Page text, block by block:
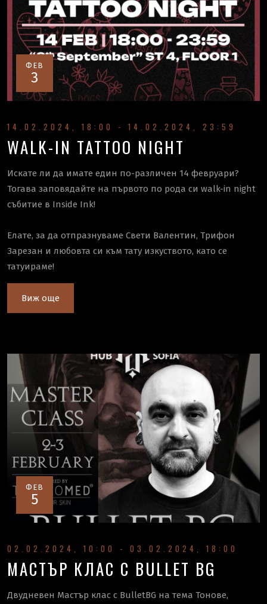
ФЕВ
3
14.02.2024, 18:00 - 14.02.2024, 23:59
WALK-IN TATTOO NIGHT
Искате ли да имате един по-различен 14 февруари?
Тогава заповядайте на първото по рода си walk-in night
събитие в Inside Ink!
Елате, за да отпразнуваме Свети Валентин, Трифон
Зарезан и любовта си към тату изкуството, като се
татуираме!
Виж още
ФЕВ
5
02.02.2024, 10:00 - 03.02.2024, 18:00
МАСТЪР КЛАС С BULLET BG
Двудневен Мастър клас с BulletBG на тема Тонове,